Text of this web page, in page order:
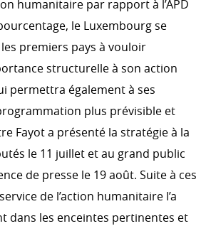
humanitaire par rapport à l’APD
le Luxembourg se
premiers pays à vouloir
structurelle à son action
permettra également à ses
plus prévisible et
Fayot a présenté la stratégie à la
le 11 juillet et au grand public
de presse le 19 août. Suite à ces
de l’action humanitaire l’a
dans les enceintes pertinentes et